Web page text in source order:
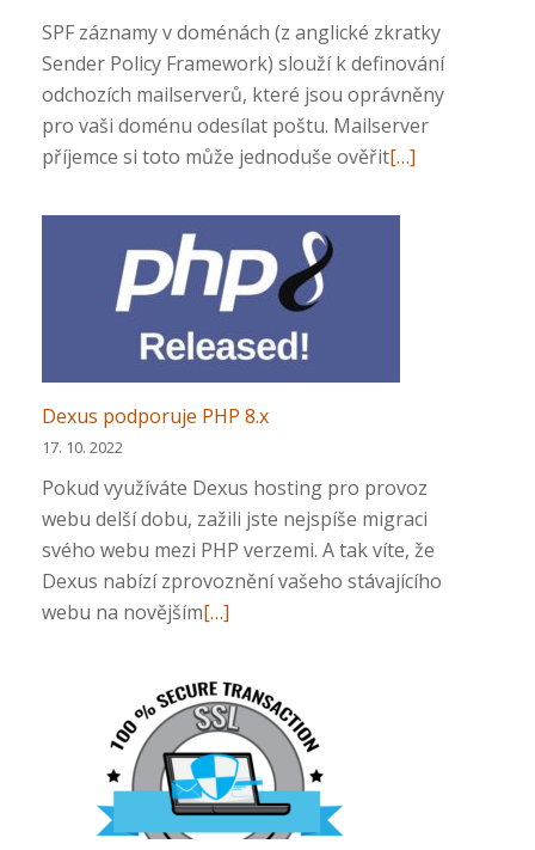
SPF záznamy v doménách (z anglické zkratky
Sender Policy Framework) slouží k definování
odchozích mailserverů, které jsou oprávněny
pro vaši doménu odesílat poštu. Mailserver
příjemce si toto může jednoduše ověřitPřečtěte
více
[…]
Dexus podporuje PHP 8.x
17. 10. 2022
Pokud využíváte Dexus hosting pro provoz
webu delší dobu, zažili jste nejspíše migraci
svého webu mezi PHP verzemi. A tak víte, že
Dexus nabízí zprovoznění vašeho stávajícího
webu na novějšímPřečtěte
o
Dexus
podporuje
PHP
8.x
[…]